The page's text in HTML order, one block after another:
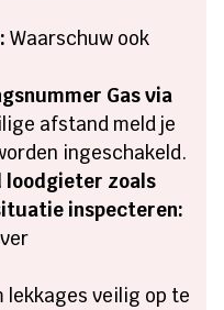
Waarschuw ook
Gas via
afstand meld je
ingeschakeld.
zoals
inspecteren:
veilig op te